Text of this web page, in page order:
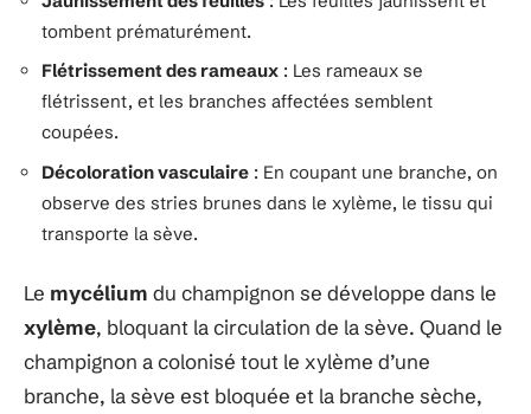
tombent prématurément.
Flétrissement des rameaux : Les rameaux se
flétrissent, et les branches affectées semblent
coupées.
Décoloration vasculaire : En coupant une branche, on
observe des stries brunes dans le xylème, le tissu qui
transporte la sève.
Le mycélium du champignon se développe dans le
xylème, bloquant la circulation de la sève. Quand le
champignon a colonisé tout le xylème d’une
branche, la sève est bloquée et la branche sèche,